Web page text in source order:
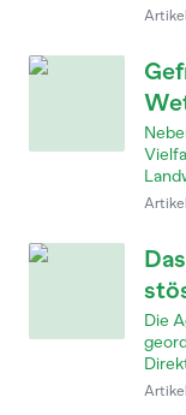
Artikel
Artikel
Die
Artikel